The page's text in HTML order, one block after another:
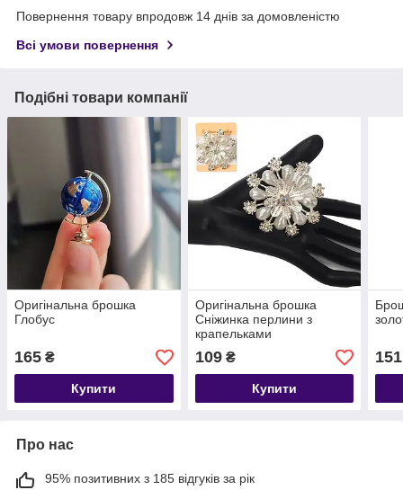
Повернення товару впродовж 14 днів за домовленістю
Всі умови повернення
Подібні товари компанії
Оригінальна брошка
Глобус
165 ₴
Купити
Оригінальна брошка
Сніжинка перлини з
крапельками
109₴
Купити
151
Про нас
95% позитивних з 185 відгуків за рік